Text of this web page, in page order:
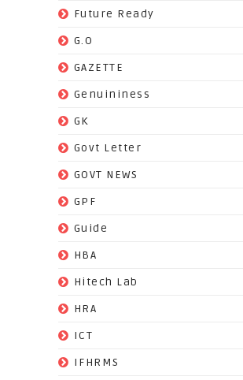
Future Ready
G.O
GAZETTE
Genuininess
GK
Govt Letter
GOVT NEWS
GPF
Guide
HBA
Hitech Lab
HRA
ICT
IFHRMS